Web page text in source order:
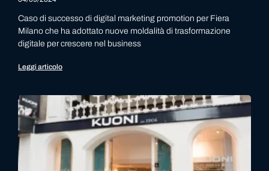
Caso di successo di digital marketing promotion per Fiera
Milano che ha adottato nuove moldalità di trasformazione
digitale per crescere nel business
Leggi articolo